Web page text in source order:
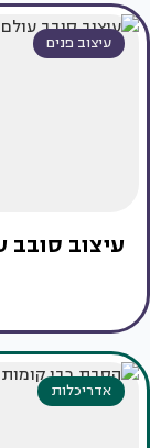
עיצוב פנים
עיצוב סובב
אדריכלות